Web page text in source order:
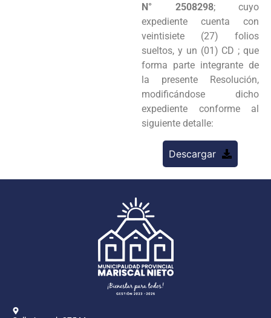
N° 2508298; cuyo
expediente cuenta con
veintisiete (27) folios
sueltos, y un (01) CD ; que
forma parte integrante de
la presente Resolución,
modificándose dicho
expediente conforme al
siguiente detalle:
Descargar